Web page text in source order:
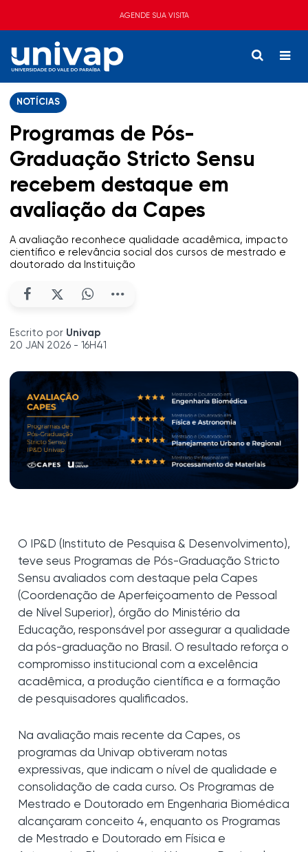
AGENDE SUA VISITA
NOTÍCIAS
Programas de Pós-
Graduação Stricto Sensu
recebem destaque em
avaliação da Capes
A avaliação reconhece qualidade acadêmica, impacto
científico e relevância social dos cursos de mestrado e
doutorado da Instituição
Escrito por Univap
20 JAN 2026 - 16H41
O IP&D (Instituto de Pesquisa & Desenvolvimento),
teve seus Programas de Pós-Graduação Stricto
Sensu avaliados com destaque pela Capes
(Coordenação de Aperfeiçoamento de Pessoal
de Nível Superior), órgão do Ministério da
Educação, responsável por assegurar a qualidade
da pós-graduação no Brasil. O resultado reforça o
compromisso institucional com a excelência
acadêmica, a produção científica e a formação
de pesquisadores qualificados.
Na avaliação mais recente da Capes, os
programas da Univap obtiveram notas
expressivas, que indicam o nível de qualidade e
consolidação de cada curso. Os Programas de
Mestrado e Doutorado em Engenharia Biomédica
alcançaram conceito 4, enquanto os Programas
de Mestrado e Doutorado em Física e